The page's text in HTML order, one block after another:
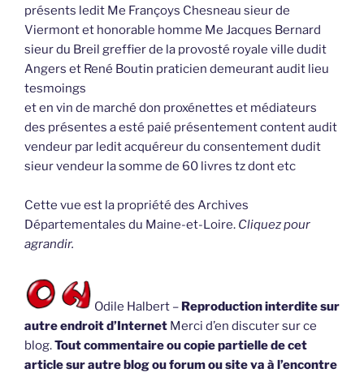
présents ledit Me Françoys Chesneau sieur de
Viermont et honorable homme Me Jacques Bernard
sieur du Breil greffier de la provosté royale ville dudit
Angers et René Boutin praticien demeurant audit lieu
tesmoings
et en vin de marché don proxénettes et médiateurs
des présentes a esté paié présentement content audit
vendeur par ledit acquéreur du consentement dudit
sieur vendeur la somme de 60 livres tz dont etc
Cette vue est la propriété des Archives
Départementales du Maine-et-Loire. Cliquez pour
agrandir.
Odile Halbert – Reproduction interdite sur
autre endroit d’Internet Merci d’en discuter sur ce
blog.Tout commentaire ou copie partielle de cet
article sur autre blog ou forum ou site va à l’encontre